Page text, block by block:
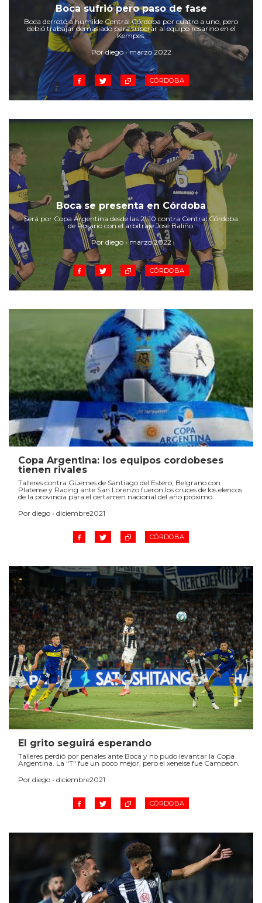
Cruz del Eje
Corredor de Ansenuza
La Carlota y zona
Laboulaye y sur
Bell Ville
Río Tercero
Despeñaderos
Boca sufrió pero paso de fase
Boca derrotó a humilde Central Córdoba por cuatro a uno, pero
debió trabajar demasiado para superar al equipo rosarino en el
Kempes.
Por diego • marzo 2022
CÓRDOBA
Boca se presenta en Córdoba
Será por Copa Argentina desde las 21.10 contra Central Córdoba
de Rosario con el arbitraje José Baliño.
Por diego • marzo 2022
CÓRDOBA
Copa Argentina: los equipos cordobeses
tienen rivales
Talleres contra Güemes de Santiago del Estero, Belgrano con
Platense y Racing ante San Lorenzo fueron los cruces de los elencos
de la provincia para el certamen nacional del año próximo.
Por diego • diciembre2021
CÓRDOBA
El grito seguirá esperando
Talleres perdió por penales ante Boca y no pudo levantar la Copa
Argentina. La "T" fue un poco mejor, pero el xeneise fue Campeón.
Por diego • diciembre2021
CÓRDOBA